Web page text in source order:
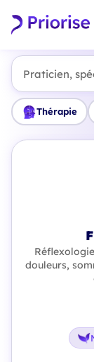
Praticien,
Thérapie
douleurs,